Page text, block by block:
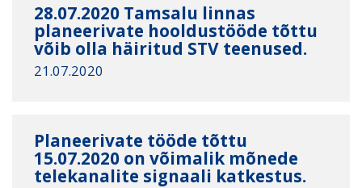
28.07.2020 Tamsalu linnas
planeerivate hooldustööde tõttu
võib olla häiritud STV teenused.
21.07.2020
Planeerivate tööde tõttu
15.07.2020 on võimalik mõnede
telekanalite signaali katkestus.